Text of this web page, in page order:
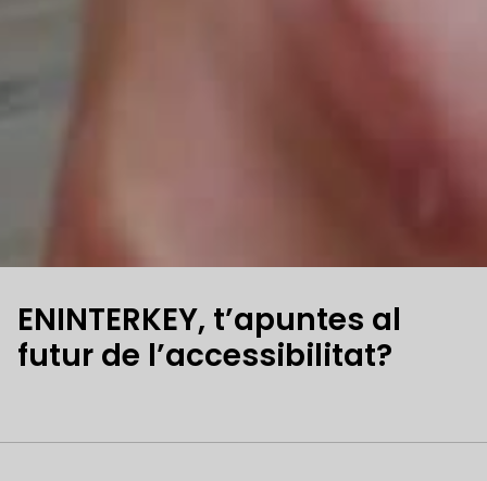
ENINTERKEY, t’apuntes al
futur de l’accessibilitat?